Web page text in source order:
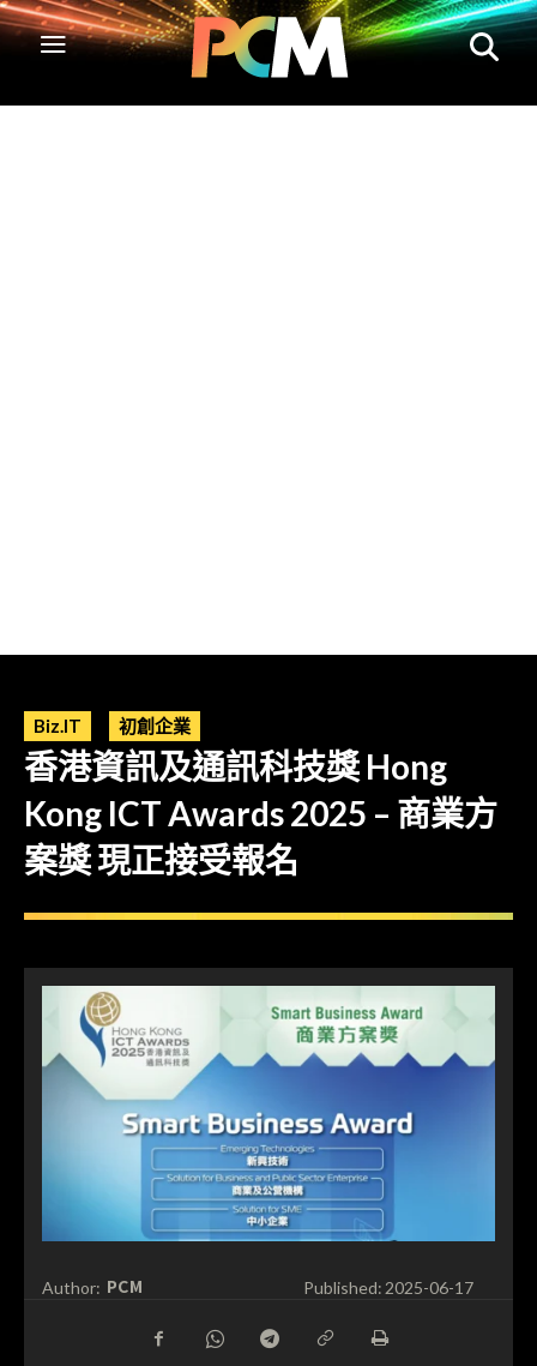
Biz.IT 初創企業
香港資訊及通訊科技獎 Hong
Kong ICT Awards 2025 – 商業方
案獎 現正接受報名
Author: PCM Published: 2025-06-17